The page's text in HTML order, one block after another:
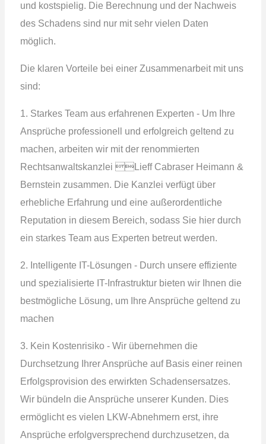
und kostspielig. Die Berechnung und der Nachweis
des Schadens sind nur mit sehr vielen Daten
möglich.
Die klaren Vorteile bei einer Zusammenarbeit mit uns
sind:
1. Starkes Team aus erfahrenen Experten - Um Ihre
Ansprüche professionell und erfolgreich geltend zu
machen, arbeiten wir mit der renommierten
Rechtsanwaltskanzlei Lieff Cabraser Heimann &
Bernstein zusammen. Die Kanzlei verfügt über
erhebliche Erfahrung und eine außerordentliche
Reputation in diesem Bereich, sodass Sie hier durch
ein starkes Team aus Experten betreut werden.
2. Intelligente IT-Lösungen - Durch unsere effiziente
und spezialisierte IT-Infrastruktur bieten wir Ihnen die
bestmögliche Lösung, um Ihre Ansprüche geltend zu
machen
3. Kein Kostenrisiko - Wir übernehmen die
Durchsetzung Ihrer Ansprüche auf Basis einer reinen
Erfolgsprovision des erwirkten Schadensersatzes.
Wir bündeln die Ansprüche unserer Kunden. Dies
ermöglicht es vielen LKW-Abnehmern erst, ihre
Ansprüche erfolgversprechend durchzusetzen, da